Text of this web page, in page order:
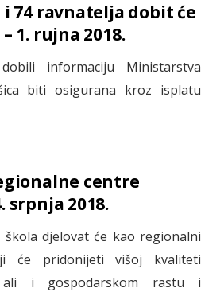
i 74 ravnatelja dobit će
1. rujna 2018.
informaciju Ministarstva
biti osigurana kroz isplatu
centre
srpnja 2018.
djelovat će kao regionalni
će pridonijeti višoj kvaliteti
ali i gospodarskom rastu i